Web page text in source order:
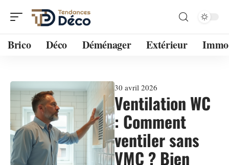
Brico Déco Déménager Extérieur Immo
30 avril 2026
Ventilation WC
: Comment
ventiler sans
VMC ? Bien